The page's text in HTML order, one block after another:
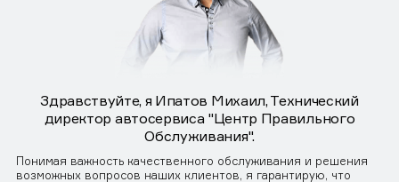
Здравствуйте, я Ипатов Михаил, Технический
директор автосервиса "Центр Правильного
Обслуживания".
Понимая важность качественного обслуживания и решения
возможных вопросов наших клиентов, я гарантирую, что